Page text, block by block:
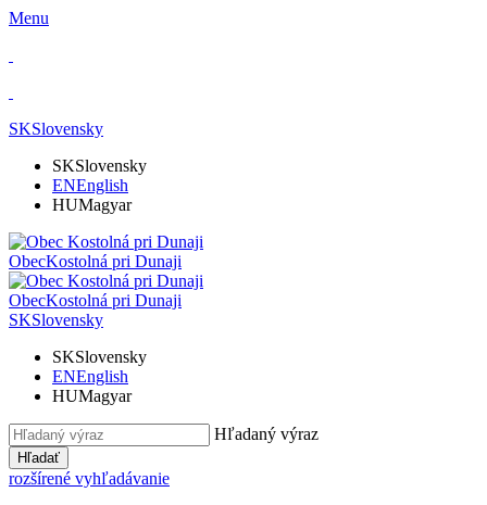
Menu
SKSlovensky
SKSlovensky
ENEnglish
HUMagyar
ObecKostolná pri Dunaji
ObecKostolná pri Dunaji
SKSlovensky
SKSlovensky
ENEnglish
HUMagyar
Hľadaný výraz
Hľadať
rozšírené vyhľadávanie